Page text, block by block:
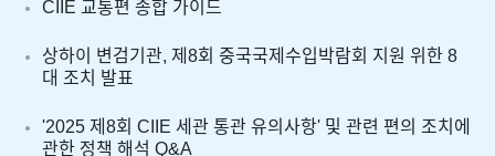
CIIE 교통편 종합 가이드
상하이 변검기관, 제8회 중국국제수입박람회 지원 위한 8
대 조치 발표
'2025 제8회 CIIE 세관 통관 유의사항' 및 관련 편의 조치에
관한 정책 해석 Q&A